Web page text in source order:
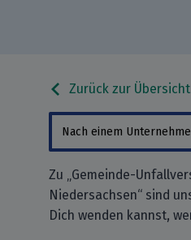
Zurück zur Übersicht
Zu „Gemeinde-
Niedersachsen“ sind
Dich wenden kannst,